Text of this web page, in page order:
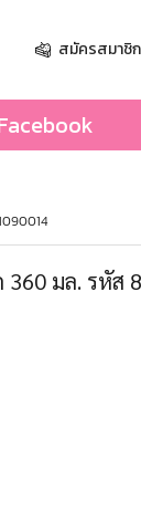
สมัครสมาชิ
360 มล. รหัส